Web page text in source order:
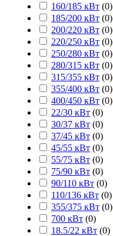
160/185 кВт (0)
185/200 кВт (0)
200/220 кВт (0)
220/250 кВт (0)
250/280 кВт (0)
280/315 кВт (0)
315/355 кВт (0)
355/400 кВт (0)
400/450 кВт (0)
22/30 кВт (0)
30/37 кВт (0)
37/45 кВт (0)
45/55 кВт (0)
55/75 кВт (0)
75/90 кВт (0)
90/110 кВт (0)
110/136 кВт (0)
355/375 кВт (0)
700 кВт (0)
18.5/22 кВт (0)